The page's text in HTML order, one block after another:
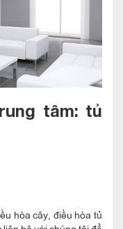
tâm: tủ
hòa cây, điều hòa tủ